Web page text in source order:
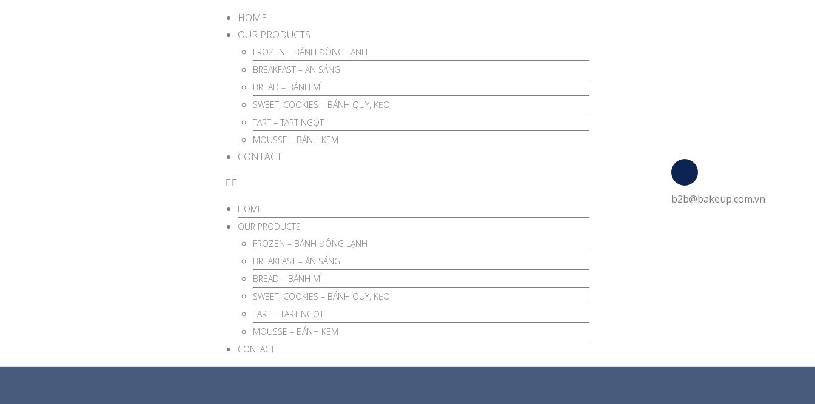
HOME
OUR PRODUCTS
FROZEN – BÁNH ĐÔNG LẠNH
BREAKFAST – ĂN SÁNG
BREAD – BÁNH MÌ
SWEET, COOKIES – BÁNH QUY, KẸO
TART – TART NGỌT
MOUSSE – BÁNH KEM
CONTACT
HOME
OUR PRODUCTS
FROZEN – BÁNH ĐÔNG LẠNH
BREAKFAST – ĂN SÁNG
BREAD – BÁNH MÌ
SWEET, COOKIES – BÁNH QUY, KẸO
TART – TART NGỌT
MOUSSE – BÁNH KEM
CONTACT
b2b@bakeup.com.vn